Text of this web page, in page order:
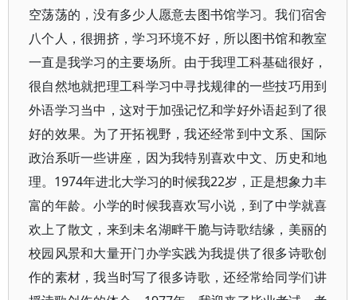
空荡荡的，没有多少人愿意去图书馆学习。我们宿舍
八个人，很拥挤，学习环境不好，所以图书馆和教室
一直是我学习的主要场所。由于我理工科基础很好，
很自然地就把理工科学习中寻找规律的一些技巧用到
外语学习当中，这对于加强记忆和学好外语起到了很
好的效果。为了开拓视野，我还经常到中文系、国际
政治系听一些讲座，因为我特别喜欢中文、历史和地
理。1974年进北大学习的时候我22岁，正是想象力丰
富的年龄。小学的时候我喜欢写小说，到了中学就喜
欢上了散文，来到未名湖畔干脆与诗歌结缘，美丽的
校园风景和大量开门办学实践为我提供了很多诗歌创
作的素材，我当时写了很多诗歌，还经常给同学们讲